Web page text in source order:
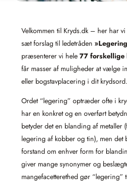
Velkommen til Kryds.dk – her har vi
sæt forslag til ledetråden
præsenterer vi hele 77 forskellige
får masser af muligheder at vælge
eller bogstavplacering i dit krydsord.
Ordet “legering” optræder ofte i
har en konkret og en overført
betyder det en blanding af metaller
legering af kobber og tin), men det
forstand om enhver form for
giver mange synonymer og
mangefacetterethed gør